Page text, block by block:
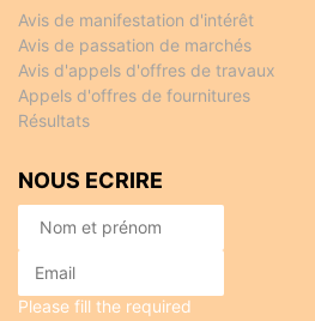
Avis de manifestation d'intérêt
Avis de passation de marchés
Avis d'appels d'offres de travaux
Appels d'offres de fournitures
Résultats
NOUS ECRIRE
Please fill the required